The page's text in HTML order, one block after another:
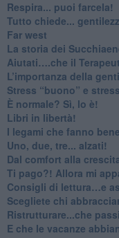
​Respira... puoi farcela!
​Tutto chiede...
​Far west
​La storia dei
​Aiutati….che il
​L’importanza della
​Stress “buono” e
​È normale? Sì, lo è!
​Libri in libertà!
​I legami che fanno
Uno, due, tre... alzati!​
​Dal comfort alla
​Ti pago?! Allora mi
​Consigli di lettura…e
​Scegliete chi
​Ristrutturare...che
​E che le vacanze